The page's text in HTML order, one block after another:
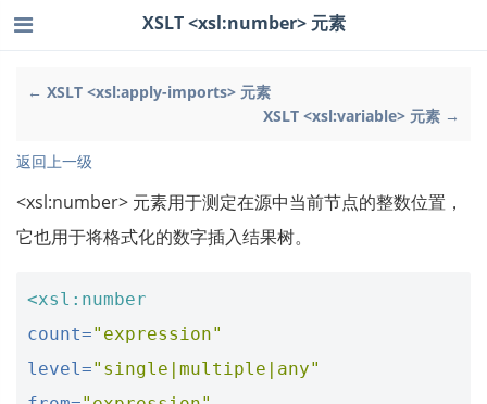
← XSLT <xsl:apply-imports> 元素
XSLT <xsl:variable> 元素 →
XSLT <xsl:number> 元素
返回上一级
<xsl:number> 元素用于测定在源中当前节点的整数位置，
它也用于将格式化的数字插入结果树。
<xsl:number
count="expression"
level="single|multiple|any"